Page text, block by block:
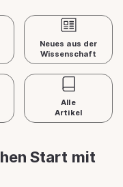
Neues aus der
Wissenschaft
Alle
Artikel
Start mit